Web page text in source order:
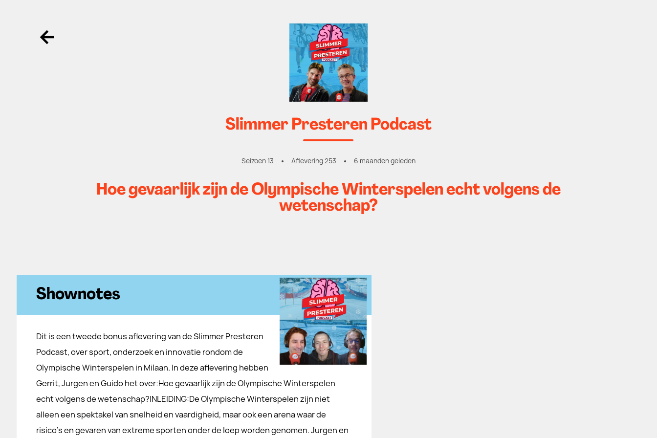
Ga terug
Slimmer Presteren Podcast
Seizoen 13 Aflevering 253 6 maanden geleden
Hoe gevaarlijk zijn de Olympische Winterspelen echt volgens de
wetenschap?
Shownotes
Dit is een tweede bonus aflevering van de Slimmer Presteren
Podcast, over sport, onderzoek en innovatie rondom de
Olympische Winterspelen in Milaan. In deze aflevering hebben
Gerrit, Jurgen en Guido het over:Hoe gevaarlijk zijn de Olympische Winterspelen
echt volgens de wetenschap?INLEIDING:De Olympische Winterspelen zijn niet
alleen een spektakel van snelheid en vaardigheid, maar ook een arena waar de
risico's en gevaren van extreme sporten onder de loep worden genomen. Jurgen en